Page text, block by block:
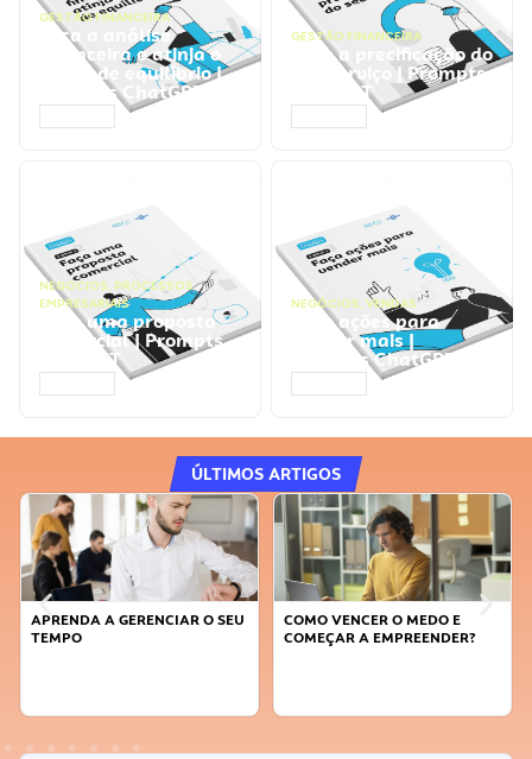
GESTÃO FINANCEIRA
Faça a análise
financeira e atinja o
ponto de equilíbrio |
Prompts ChatGPT
GESTÃO FINANCEIRA
Faça a precificação do
seu serviço | Prompts
ChatGPT
NEGÓCIOS, PROCESSOS
EMPRESARIAIS
Faça uma proposta
comercial | Prompts
ChatGPT
NEGÓCIOS, VENDAS
Faça ações para
vender mais |
Prompts ChatGPT
ÚLTIMOS ARTIGOS
APRENDA A GERENCIAR O SEU
TEMPO
COMO VENCER O MEDO E
COMEÇAR A EMPREENDER?